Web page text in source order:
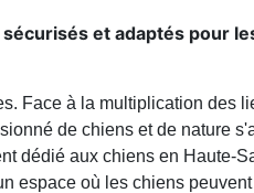
et adaptés pour
Face à la multiplication des
de chiens et de nature
dédié aux chiens en Haute-
espace où les chiens